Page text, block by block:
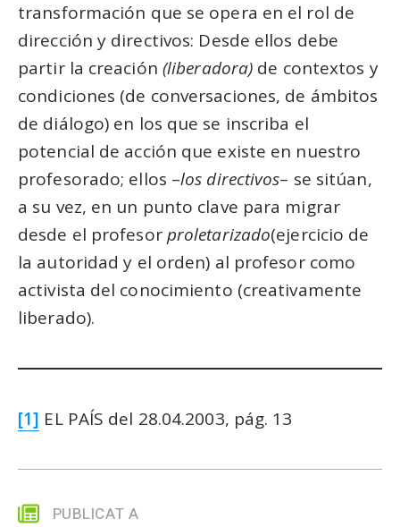
transformación que se opera en el rol de
dirección y directivos: Desde ellos debe
partir la creación (liberadora) de contextos y
condiciones (de conversaciones, de ámbitos
de diálogo) en los que se inscriba el
potencial de acción que existe en nuestro
profesorado; ellos –los directivos– se sitúan,
a su vez, en un punto clave para migrar
desde el profesorproletarizado(ejercicio de
la autoridad y el orden) al profesor como
activista del conocimiento (creativamente
liberado).
[1] EL PAÍS del 28.04.2003, pág. 13
PUBLICAT A